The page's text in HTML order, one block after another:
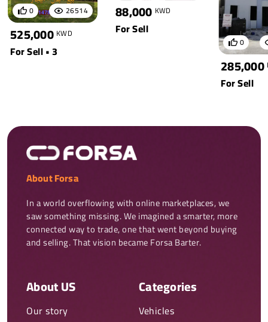
26514
0
525,000 KWD
For Sell • 3
88,000 KWD
For Sell
0
285,000
For Sell
About Forsa
In a world overflowing with online marketplaces, we
saw something missing. We imagined a smarter, more
connected way to trade, one that went beyond buying
and selling. That vision became Forsa Barter.
About US
Our story
Categories
Vehicles